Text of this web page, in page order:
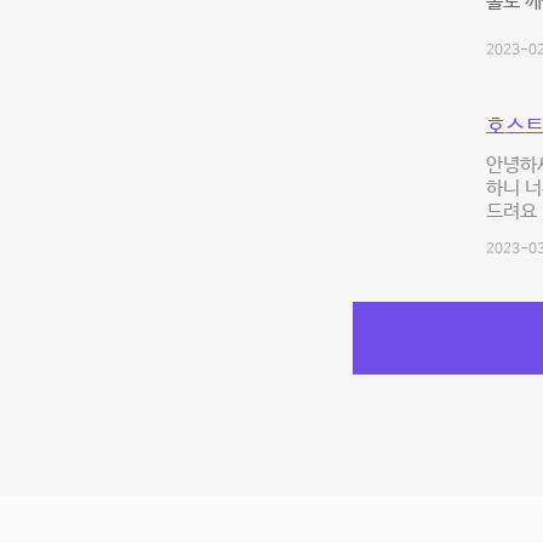
2023-
호스
안녕하
하니
드려요
2023-